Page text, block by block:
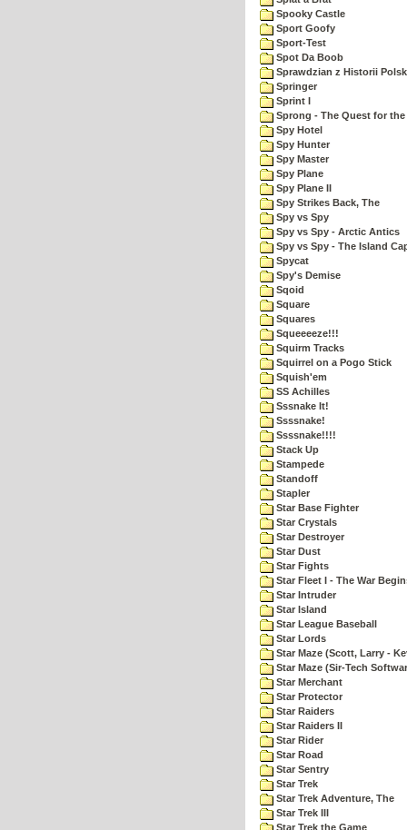
Spooky Castle
Sport Goofy
Sport-Test
Spot Da Boob
Sprawdzian z Historii
Springer
Sprint I
Sprong - The Quest for
Spy Hotel
Spy Hunter
Spy Master
Spy Plane
Spy Plane II
Spy Strikes Back, The
Spy vs Spy
Spy vs Spy - Arctic Antics
Spy vs Spy - The Island
Spycat
Spy's Demise
Sqoid
Square
Squares
Squeeeeze!!!
Squirm Tracks
Squirrel on a Pogo Stick
Squish'em
SS Achilles
Sssnake It!
Ssssnake!
Ssssnake!!!!
Stack Up
Stampede
Standoff
Stapler
Star Base Fighter
Star Crystals
Star Destroyer
Star Dust
Star Fights
Star Fleet I - The War
Star Intruder
Star Island
Star League Baseball
Star Lords
Star Maze (Scott, Larry -
Star Maze (Sir-Tech
Star Merchant
Star Protector
Star Raiders
Star Raiders II
Star Rider
Star Road
Star Sentry
Star Trek
Star Trek Adventure, The
Star Trek III
Star Trek the Game